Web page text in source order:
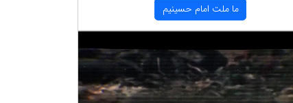
ما ملت امام حسینیم